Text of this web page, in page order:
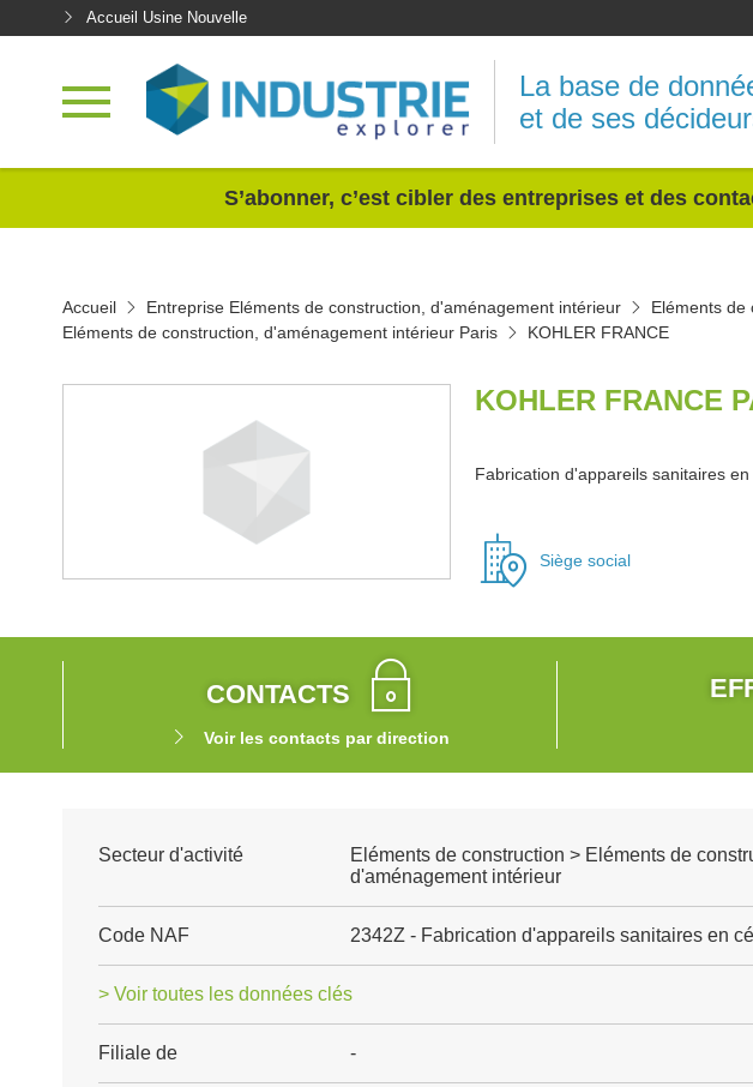
Accueil Usine Nouvelle
La base de
et de ses
S’abonner, c’est cibler des entreprises et des
Accueil Entreprise Eléments de construction, d'aménagement intérieur
Eléments de
Eléments de construction, d'aménagement intérieur Paris
KOHLER FRANCE
KOHLER FRANCE
Fabrication d'appareils sanitaires
Siège social
CONTACTS
Voir les contacts par direction
Secteur d'activité
Eléments de construction > Eléments de
d'aménagement intérieur
Code NAF 2342Z - Fabrication d'appareils sanitaires en
> Voir toutes les données clés
Filiale de -